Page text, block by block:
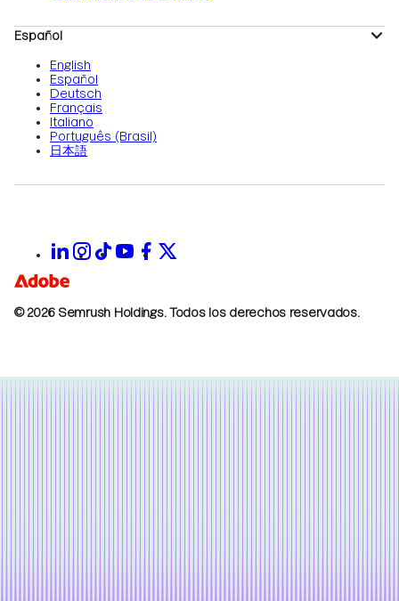
Español
English
Español
Deutsch
Français
Italiano
Português (Brasil)
日本語
© 2026 Semrush Holdings. Todos los derechos reservados.